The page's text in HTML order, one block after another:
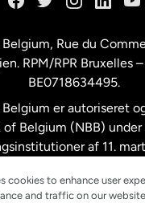
Rue du
RPM/RPR Bruxelles
BE0718634495.
er autoriseret
of Belgium (NBB)
af 11.
cookies to enhance user
and traffic on our